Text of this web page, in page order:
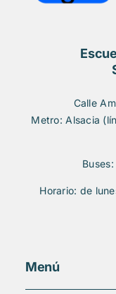
Calle
Metro: Alsacia
Horario: de
Menú